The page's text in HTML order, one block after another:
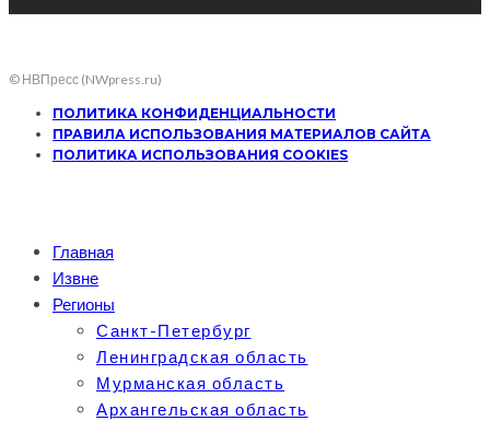
© НВПресс (NWpress.ru)
ПОЛИТИКА КОНФИДЕНЦИАЛЬНОСТИ
ПРАВИЛА ИСПОЛЬЗОВАНИЯ МАТЕРИАЛОВ САЙТА
ПОЛИТИКА ИСПОЛЬЗОВАНИЯ COOKIES
Главная
Извне
Регионы
Санкт-Петербург
Ленинградская область
Мурманская область
Архангельская область